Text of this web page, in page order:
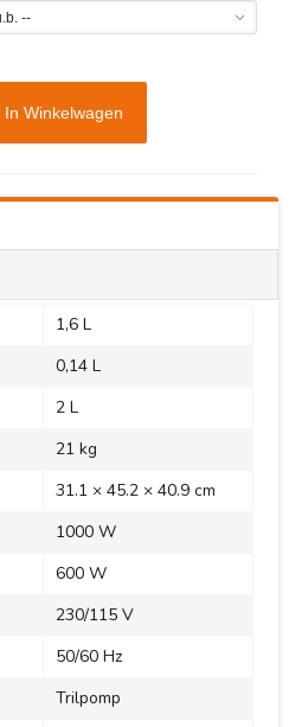
In Winkelwagen
1,6 L
0,14 L
2 L
21 kg
31.1 × 45.2 × 40.9 cm
1000 W
600 W
230/115 V
50/60 Hz
Trilpomp